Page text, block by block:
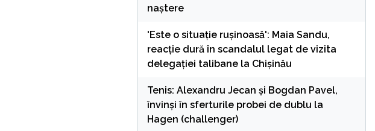
naștere
'Este o situație rușinoasă': Maia Sandu,
reacție dură în scandalul legat de vizita
delegației talibane la Chișinău
Tenis: Alexandru Jecan şi Bogdan Pavel,
învinşi în sferturile probei de dublu la
Hagen (challenger)